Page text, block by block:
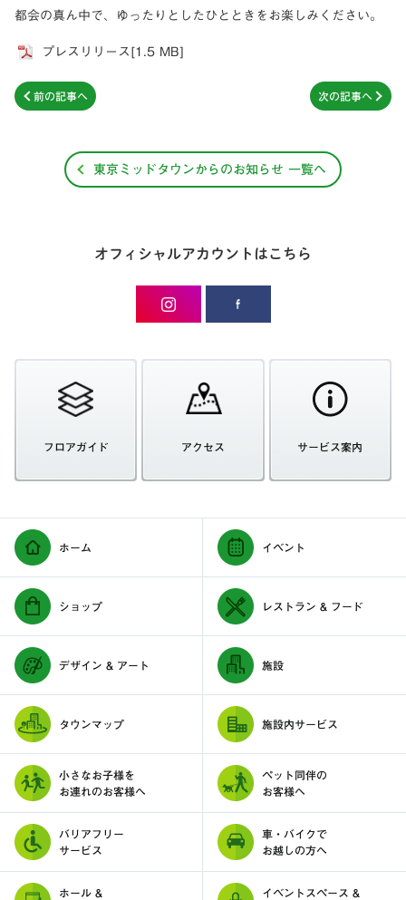
都会の真ん中で、ゆったりとしたひとときをお楽しみください。
プレスリリース[1.5 MB]
次の記事へ
前の記事へ
東京ミッドタウンからのお知らせ 一覧へ
オフィシャルアカウントはこちら
フロアガイド アクセス サービス案内
ホーム イベント
ショップ レストラン & フード
デザイン & アート 施設
タウンマップ 施設内サービス
小さなお子様を
お連れのお客様へ
ペット同伴の
お客様へ
バリアフリー
サービス
車・バイクで
お越しの方へ
ホール &
イベントスペース &